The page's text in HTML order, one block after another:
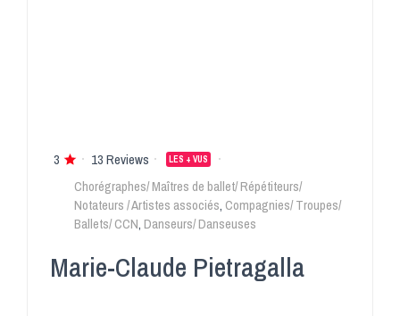
3 13 Reviews LES + VUS
Chorégraphes/ Maîtres de ballet/ Répétiteurs/
Notateurs / Artistes associés, Compagnies/ Troupes/
Ballets/ CCN, Danseurs/ Danseuses
Marie-Claude Pietragalla